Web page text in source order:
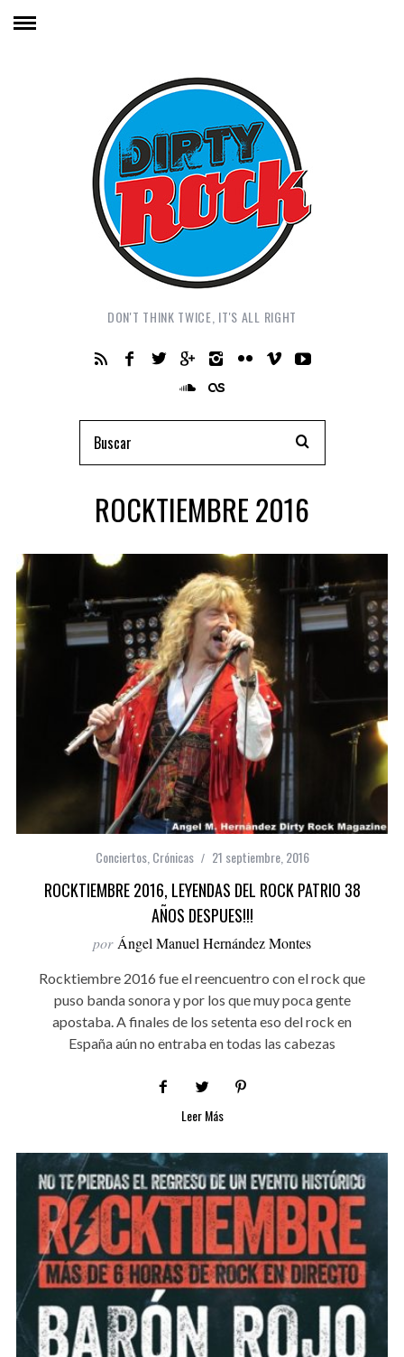
DON'T THINK TWICE, IT'S ALL RIGHT
ROCKTIEMBRE 2016
Conciertos, Crónicas 21 septiembre, 2016
ROCKTIEMBRE 2016, LEYENDAS DEL ROCK PATRIO 38
AÑOS DESPUES!!!
por Ángel Manuel Hernández Montes
Rocktiembre 2016 fue el reencuentro con el rock que
puso banda sonora y por los que muy poca gente
apostaba. A finales de los setenta eso del rock en
España aún no entraba en todas las cabezas
Leer Más